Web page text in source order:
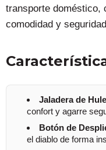
transporte doméstico,
comodidad y
Jaladera de
confort y agarre
Botón de
el diablo de forma